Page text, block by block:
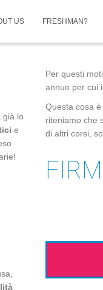
US FRESHMAN?
già lo
e
Per questi
annuo per cui
Questa cosa è
riteniamo che
di altri corsi,